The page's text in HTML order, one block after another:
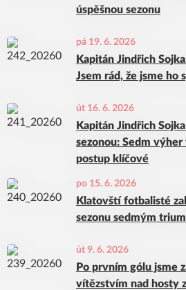
úspěšnou sezonu
pá 19. 6. 2026
Kapitán Jindřich
Jsem rád, že jsme ho
út 16. 6. 2026
Kapitán Jindřich
sezonou: Sedm výher
postup klíčové
po 15. 6. 2026
Klatovští fotbalisté
sezonu sedmým
út 9. 6. 2026
Po prvním gólu jsme
vítězstvím nad hosty